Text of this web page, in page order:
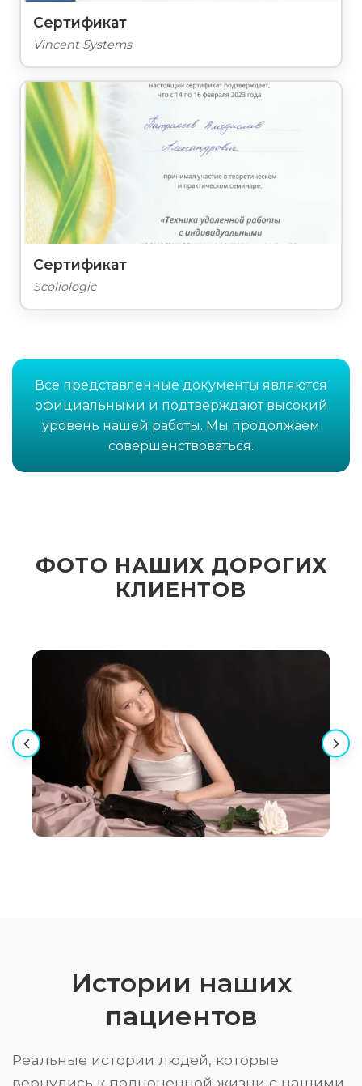
Сертификат
Vincent Systems
Сертификат
Scoliologic
Все представленные документы являются
официальными и подтверждают высокий
уровень нашей работы. Мы продолжаем
совершенствоваться.
ФОТО НАШИХ ДОРОГИХ
КЛИЕНТОВ
Истории наших
пациентов
Реальные истории людей, которые
вернулись к полноценной жизни с нашими